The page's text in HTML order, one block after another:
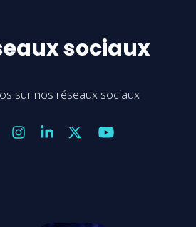
sociaux
sur nos réseaux sociaux